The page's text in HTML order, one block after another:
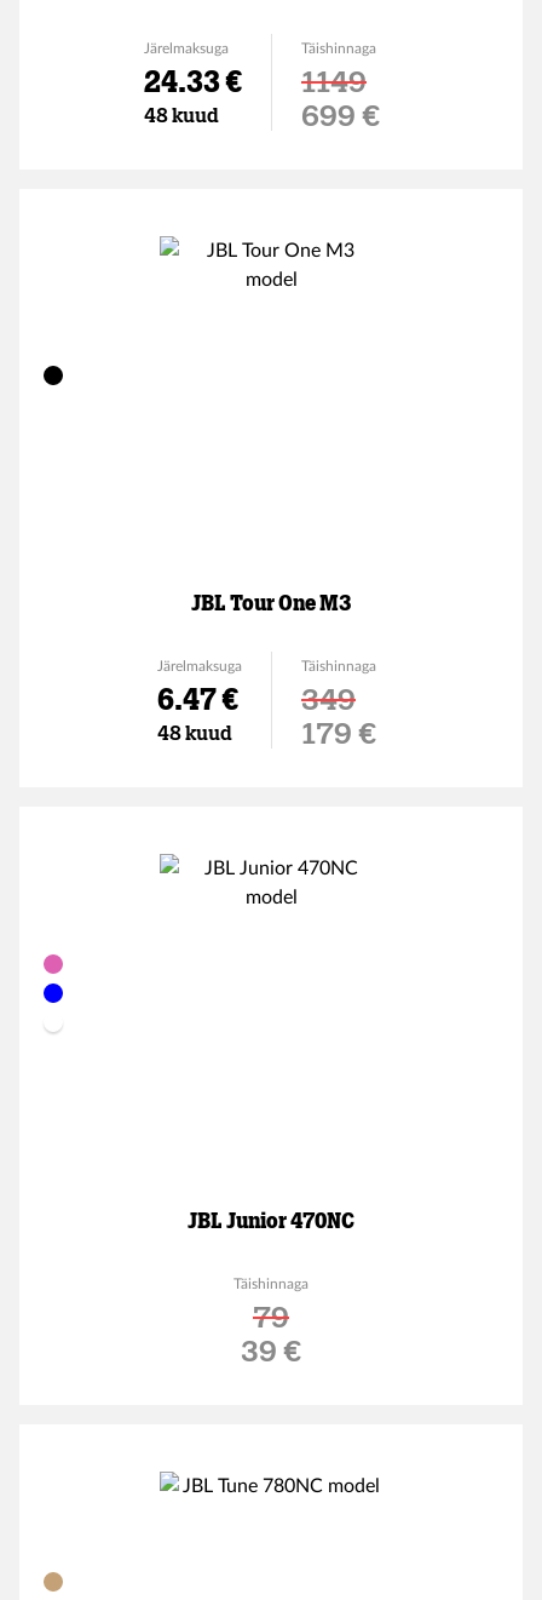
Järelmaksuga
24.33 €
48 kuud
Täishinnaga
1149
Soodushind
699 €
JBL Tour One M3
Järelmaksuga
6.47 €
48 kuud
Täishinnaga
349
Soodushind
179 €
JBL Junior 470NC
Täishinnaga
79
Soodushind
39 €